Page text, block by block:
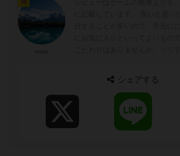
シェアする